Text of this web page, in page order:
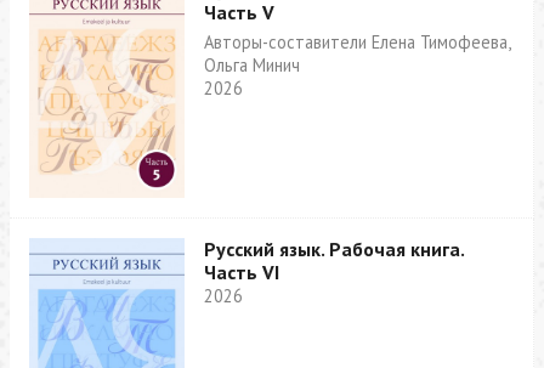
Часть V
Авторы-составители Елена Тимофеева,
Ольга Минич
2026
Русский язык. Рабочая книга.
Часть VI
2026